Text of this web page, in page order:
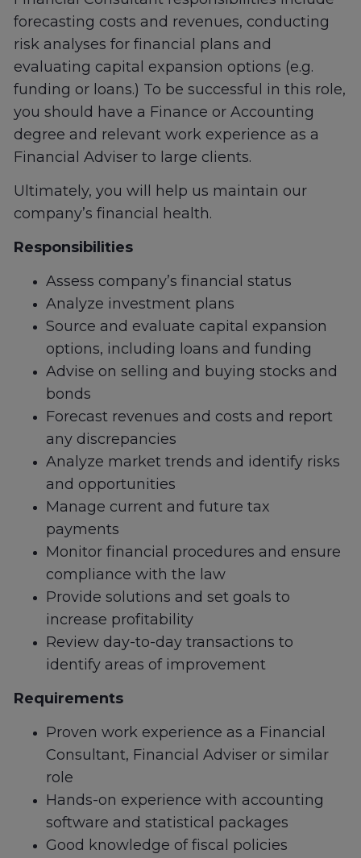
forecasting costs and revenues, conducting
risk analyses for financial plans and
evaluating capital expansion options (e.g.
funding or loans.) To be successful in this role,
you should have a Finance or Accounting
degree and relevant work experience as a
Financial Adviser to large clients.
Ultimately, you will help us maintain our
company’s financial health.
Responsibilities
Assess company’s financial status
Analyze investment plans
Source and evaluate capital expansion
options, including loans and funding
Advise on selling and buying stocks and
bonds
Forecast revenues and costs and report
any discrepancies
Analyze market trends and identify risks
and opportunities
Manage current and future tax
payments
Monitor financial procedures and ensure
compliance with the law
Provide solutions and set goals to
increase profitability
Review day-to-day transactions to
identify areas of improvement
Requirements
Proven work experience as a Financial
Consultant, Financial Adviser or similar
role
Hands-on experience with accounting
software and statistical packages
Good knowledge of fiscal policies